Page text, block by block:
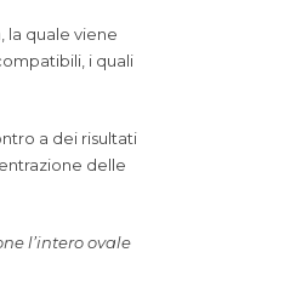
la quale viene
i quali
a dei risultati
delle
l’intero ovale